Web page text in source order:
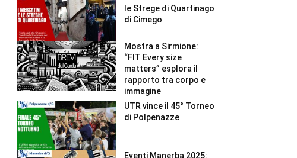
le Strege di Quartinago
di Cimego
Mostra a Sirmione:
“FIT Every size
matters” esplora il
rapporto tra corpo e
immagine
UTR vince il 45° Torneo
di Polpenazze
Eventi Manerba 2025: